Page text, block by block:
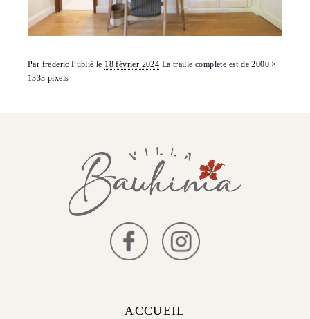
Par frederic Publié le 18 février 2024 La traille complète est de2000 ×
1333 pixels
ACCUEIL